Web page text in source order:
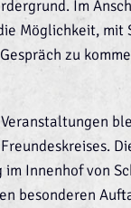
Im
Möglichkeit, mit
zu
im Innenhof von
besonderen